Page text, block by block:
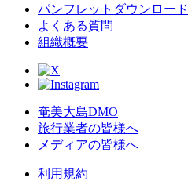
パンフレットダウンロード
よくある質問
組織概要
奄美大島DMO
旅行業者の皆様へ
メディアの皆様へ
利用規約